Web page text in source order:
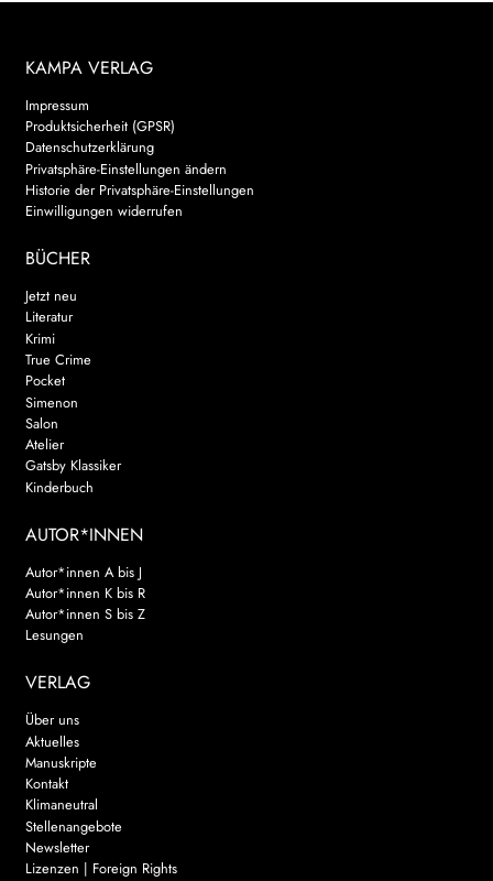
KAMPA VERLAG
Impressum
Produktsicherheit (GPSR)
Datenschutzerklärung
Privatsphäre-Einstellungen ändern
Historie der Privatsphäre-Einstellungen
Einwilligungen widerrufen
BÜCHER
Jetzt neu
Literatur
Krimi
True Crime
Pocket
Simenon
Salon
Atelier
Gatsby Klassiker
Kinderbuch
AUTOR*INNEN
Autor*innen A bis J
Autor*innen K bis R
Autor*innen S bis Z
Lesungen
VERLAG
Über uns
Aktuelles
Manuskripte
Kontakt
Klimaneutral
Stellenangebote
Newsletter
Lizenzen | Foreign Rights